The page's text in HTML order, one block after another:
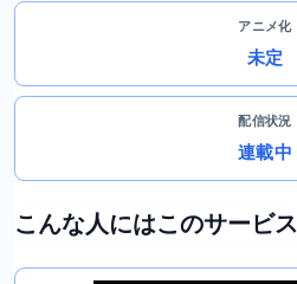
アニメ化
未定
配信状況
連載中
こんな人にはこのサービス